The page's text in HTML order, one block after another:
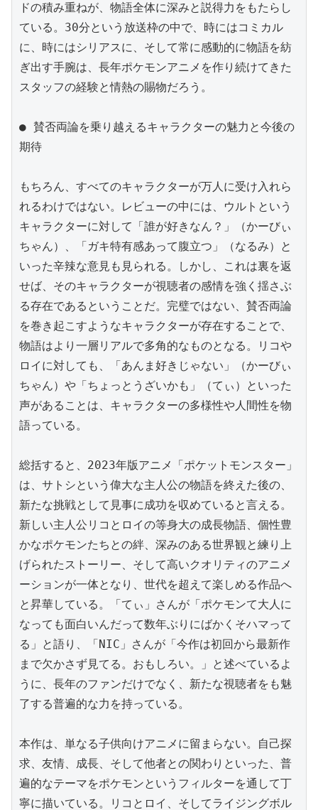
ドの積み重ねが、物語全体に深みと説得力をもたらし
ている。30分という放送枠の中で、時にはコミカル
に、時にはシリアスに、そして常に感動的に物語を紡
ぎ出す手腕は、長年ポケモンアニメを作り続けてきた
スタッフの経験と情熱の賜物だろう。
● 賛否両論を乗り越えるキャラクターの魅力と今後の
期待
もちろん、すべてのキャラクターが万人に受け入れら
れるわけではない。レビューの中には、ウルトという
キャラクターに対して「誰が好きなん？」（かーびぃ
ちゃん）、「ガキ特有感あって腹立つ」（なるみ）と
いった辛辣な意見も見られる。しかし、これは裏を返
せば、そのキャラクターが視聴者の感情を強く揺さぶ
る存在であるということだ。完璧ではない、賛否両論
を巻き起こすようなキャラクターが存在することで、
物語はより一層リアルで多角的なものとなる。リコや
ロイに対しても、「あんま好きじゃない」（かーびぃ
ちゃん）や「ちょっとうざいかも」（てぃ）といった
声があることは、キャラクターの多様性や人間性を物
語っている。
総括すると、2023年版アニメ「ポケットモンスター」
は、サトシという偉大な主人公の物語を終えた後の、
新たな挑戦として見事に成功を収めていると言える。
新しい主人公リコとロイの等身大の成長物語、個性豊
かなポケモンたちとの絆、深みのある世界観と練り上
げられたストーリー、そして高いクオリティのアニメ
ーションが一体となり、世代を超えて楽しめる作品へ
と昇華している。「てぃ」さんが「ポケモンて大人に
なっても面白いんだって数年ぶりにばかくそハマって
る」と語り、「NIC」さんが「今作は初回から最新作
まで欠かさず見てる。おもしろい。」と述べているよ
うに、長年のファンだけでなく、新たな視聴者をも魅
了する普遍的な力を持っている。
本作は、単なる子供向けアニメに留まらない。自己探
求、友情、成長、そして他者との関わりといった、普
遍的なテーマをポケモンというフィルターを通して丁
寧に描いている。リコとロイ、そしてライジングボル